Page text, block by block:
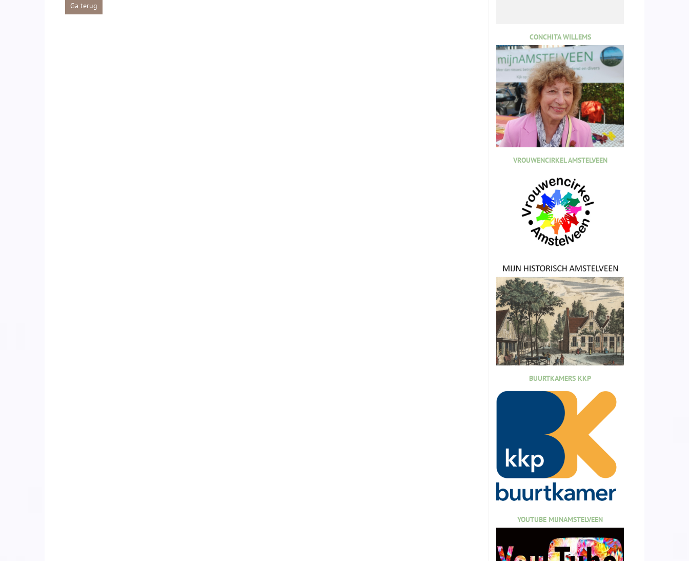
Ga terug
CONCHITA WILLEMS
VROUWENCIRKEL AMSTELVEEN
BUURTKAMERS KKP
YOUTUBE MIJNAMSTELVEEN